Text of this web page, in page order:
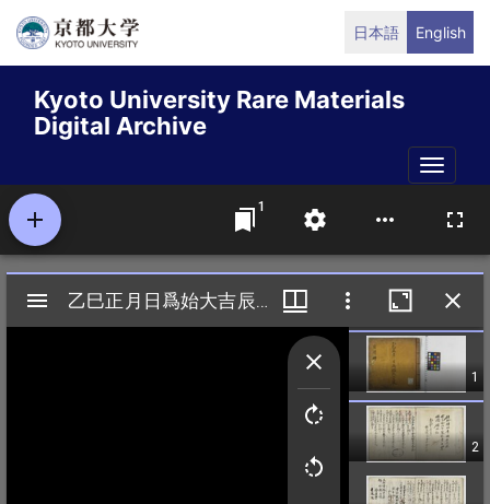
Skip
content
日本語 English
Kyoto University Rare Materials
Digital Archive
Toggle